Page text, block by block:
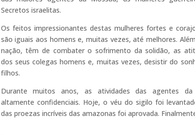
22,90 €.20,61 €.
Secretos israelitas.
Os feitos impressionantes destas mulheres fortes e
são iguais aos homens e, muitas vezes, até melhores.
nação, têm de combater o sofrimento da solidão, as
dos seus colegas homens e, muitas vezes, desistir do
filhos.
Durante muitos anos, as atividades das agentes
altamente confidenciais. Hoje, o véu do sigilo foi
das proezas incríveis das amazonas foi aprovada.